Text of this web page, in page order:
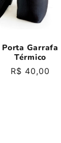
Porta Garrafa
Térmico
Preço
R$ 40,00